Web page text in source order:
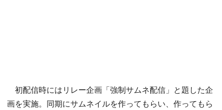
初配信時にはリレー企画「強制サムネ配信」と題した企
画を実施。同期にサムネイルを作ってもらい、作ってもら